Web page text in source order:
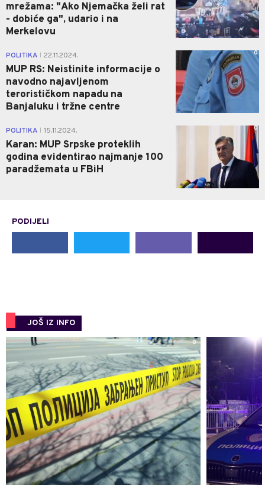
mrežama: "Ako Njemačka želi rat
- dobiće ga", udario i na
Merkelovu
POLITIKA 22.11.2024.
MUP RS: Neistinite informacije o
navodno najavljenom
terorističkom napadu na
Banjaluku i tržne centre
0
POLITIKA 15.11.2024.
Karan: MUP Srpske proteklih
godina evidentirao najmanje 100
paradžemata u FBiH
0
PODIJELI
JOŠ IZ INFO
0